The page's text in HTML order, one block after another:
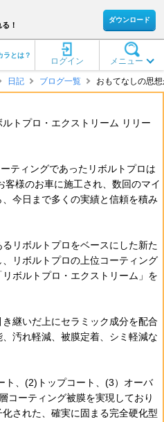
！
ダウンロード
メニュー
ログイン
ラとは？
日記 ブログ一覧 おもてなしの思
ルトプロ・エクストリーム リリー
ティングであったリボルトプロは
様のお車に施工され、数回のマイ
今日まで多くの実績と信頼を積み
リボルトプロをベースにした新た
リボルトプロの上位コーティング
ボルトプロ・エクストリーム」を
継いだ上にセラミック成分を配合
汚れ軽減、被膜定着、シミ軽減な
ト、(2)トップコート、(3）オーバ
コーティング被膜を実現しており
された、確実に固まる完全硬化型